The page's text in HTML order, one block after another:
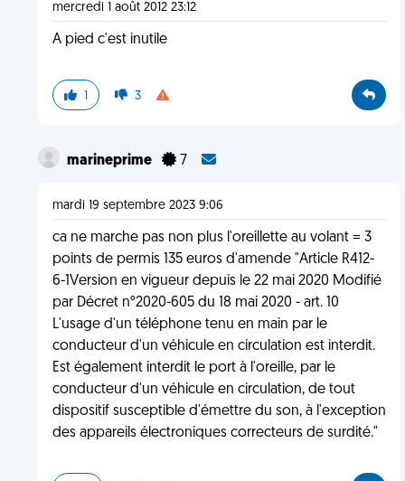
mercredi 1 août 2012 23:12
A pied c'est inutile
1 3
marineprime 7
mardi 19 septembre 2023 9:06
ca ne marche pas non plus l'oreillette au volant = 3
points de permis 135 euros d'amende "Article R412-
6-1Version en vigueur depuis le 22 mai 2020 Modifié
par Décret n°2020-605 du 18 mai 2020 - art. 10
L'usage d'un téléphone tenu en main par le
conducteur d'un véhicule en circulation est interdit.
Est également interdit le port à l'oreille, par le
conducteur d'un véhicule en circulation, de tout
dispositif susceptible d'émettre du son, à l'exception
des appareils électroniques correcteurs de surdité."